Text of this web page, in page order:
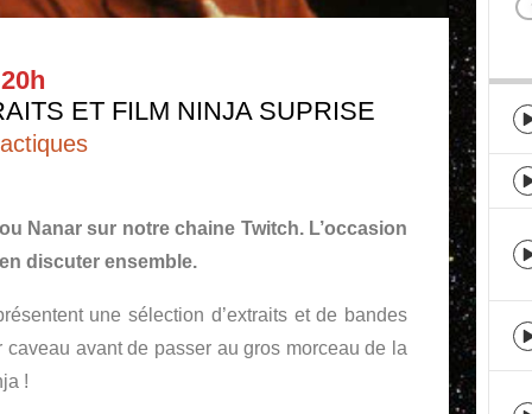
ET FILM NINJA SUPRISE
Nanar sur notre chaine Twitch. L’occasion
discuter ensemble.
une sélection d’extraits et de bandes
avant de passer au gros morceau de la
!